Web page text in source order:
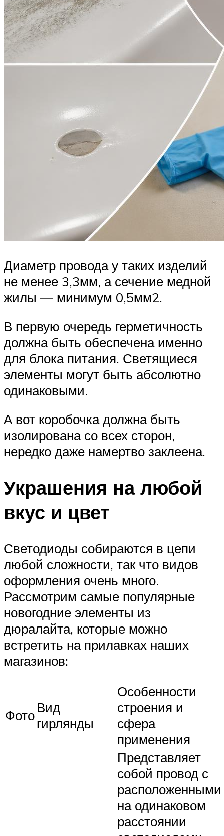
Диаметр провода у таких изделий
не менее 3,3мм, а сечение медной
жилы — минимум 0,5мм2.
В первую очередь герметичность
должна быть обеспечена именно
для блока питания. Светящиеся
элементы могут быть абсолютно
одинаковыми.
А вот коробочка должна быть
изолирована со всех сторон,
нередко даже намертво заклеена.
Украшения на любой
вкус и цвет
Светодиоды собираются в цепи
любой сложности, так что видов
оформления очень много.
Рассмотрим самые популярные
новогодние элементы из
дюралайта, которые можно
встретить на прилавках наших
магазинов:
ФотоВид
гирлянды
Особенности
строения и
сфера
применения
Представляет
собой провод с
расположенными
на одинаковом
расстоянии